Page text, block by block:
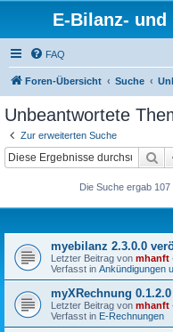
E-Bilanz- und
FAQ
Foren-Übersicht Suche
Unbeantwortete
Zur erweiterten Suche
Die Suche ergab
myebilanz 2.3.0.0
Letzter Beitrag von mhanft
Verfasst in Ankündigungen
myXRechnung
Letzter Beitrag von mhanft
Verfasst in E-Rechnungen